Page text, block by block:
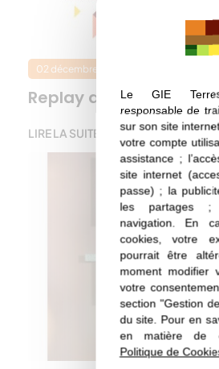
Le GIE
responsable de
sur son site
votre compte
assistance ;
site internet
passe) ; la
les partages ;
navigation. En
cookies, votre
pourrait être
moment modifier
votre
section "Gestion
du site. Pour en
en matière de
Politique de
02 décembre 2021
Replay des Rencontres
LIRE LA SUITE